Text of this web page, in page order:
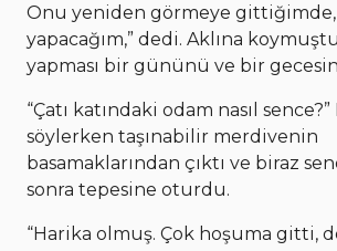
Onu yeniden görmeye
yapacağım,” dedi. Aklına
yapması bir gününü ve bir
“Çatı katındaki odam nasıl
söylerken taşınabilir merdivenin
basamaklarından çıktı ve biraz
sonra tepesine oturdu.
“Harika olmuş. Çok hoşuma gitti,